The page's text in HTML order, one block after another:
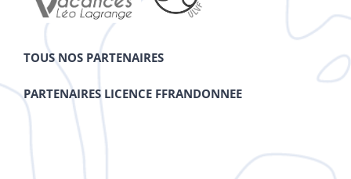
TOUS NOS PARTENAIRES
PARTENAIRES LICENCE FFRANDONNEE